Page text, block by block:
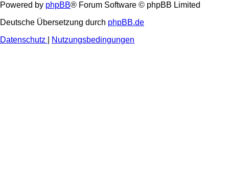
Powered by phpBB® Forum Software © phpBB Limited
Deutsche Übersetzung durch phpBB.de
Datenschutz
Nutzungsbedingungen